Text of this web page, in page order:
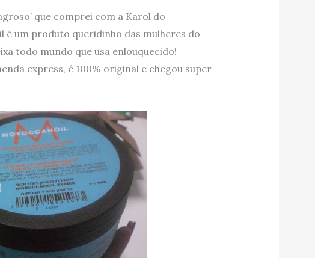
que comprei com a Karol do
é um produto queridinho das mulheres do
todo mundo que usa enlouquecido!
express, é 100% original e chegou super